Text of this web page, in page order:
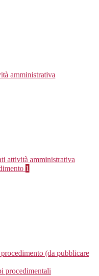
amministrativa
attività amministrativa
1
(da pubblicare
procedimentali